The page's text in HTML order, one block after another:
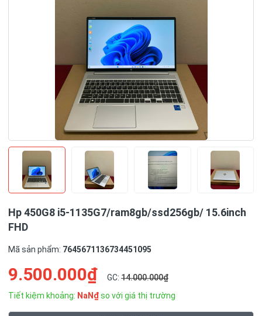
Hp 450G8 i5-1135G7/ram8gb/ssd256gb/ 15.6inch
FHD
Mã sản phẩm: 7645671136734451095
9.500.000₫ GC: 14.000.000₫
Tiết kiệm khoảng: NaN₫so với giá thị trường